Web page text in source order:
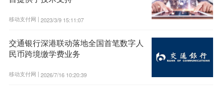
移动支付网 | 2023/3/9 15:11:07
交通银行深港联动落地全国首笔数字人
民币跨境缴学费业务
移动支付网 | 2026/7/16 10:20:39